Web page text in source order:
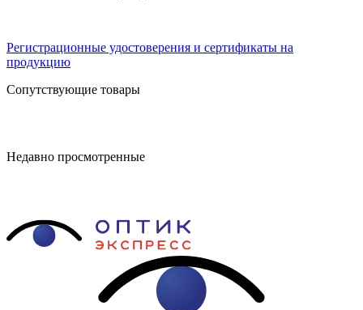
Регистрационные удостоверения и сертификаты на
продукцию
Сопутствующие товары
Недавно просмотренные